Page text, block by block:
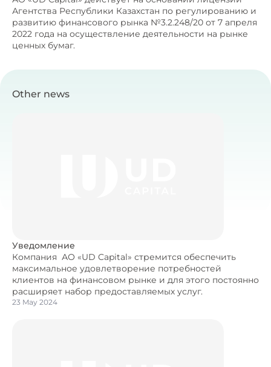
Агентства Республики Казахстан по регулированию и
развитию финансового рынка №3.2.248/20 от 7 апреля
2022 года на осуществление деятельности на рынке
ценных бумаг.
Other news
Уведомление
Компания АО «UD Capital» стремится обеспечить
максимальное удовлетворение потребностей
клиентов на финансовом рынке и для этого постоянно
расширяет набор предоставляемых услуг.
23 May 2024